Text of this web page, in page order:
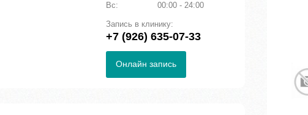
Вс:
00:00 - 24:00
Запись в клинику:
+7 (926) 635-07-33
Онлайн запись